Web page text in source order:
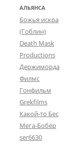
АЛЬЯНСА
Божья искра
(Гоблин)
Death Mask
Productions
Держиморда
Филмс
Гонфильм
Grekfilms
Какой-то Бес
Мега-Бобёр
ser6630